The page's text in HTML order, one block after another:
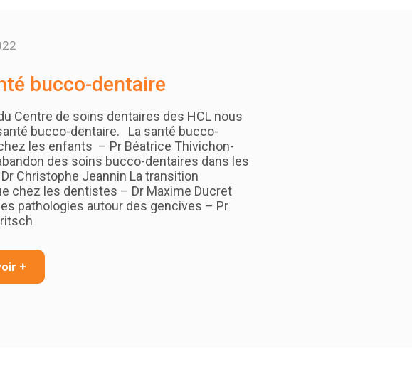
bucco-dentaire
Centre de soins dentaires des HCL nous
bucco-dentaire. La santé bucco-
les enfants – Pr Béatrice Thivichon-
des soins bucco-dentaires dans les
Dr Christophe Jeannin La transition
chez les dentistes – Dr Maxime Ducret
pathologies autour des gencives – Pr
+